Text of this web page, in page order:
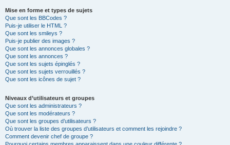
Mise en forme et types de sujets
Que sont les BBCodes ?
Puis-je utiliser le HTML ?
Que sont les smileys ?
Puis-je publier des images ?
Que sont les annonces globales ?
Que sont les annonces ?
Que sont les sujets épinglés ?
Que sont les sujets verrouillés ?
Que sont les icônes de sujet ?
Niveaux d’utilisateurs et groupes
Que sont les administrateurs ?
Que sont les modérateurs ?
Que sont les groupes d’utilisateurs ?
Où trouver la liste des groupes d’utilisateurs et comment les rejoindre ?
Comment devenir chef de groupe ?